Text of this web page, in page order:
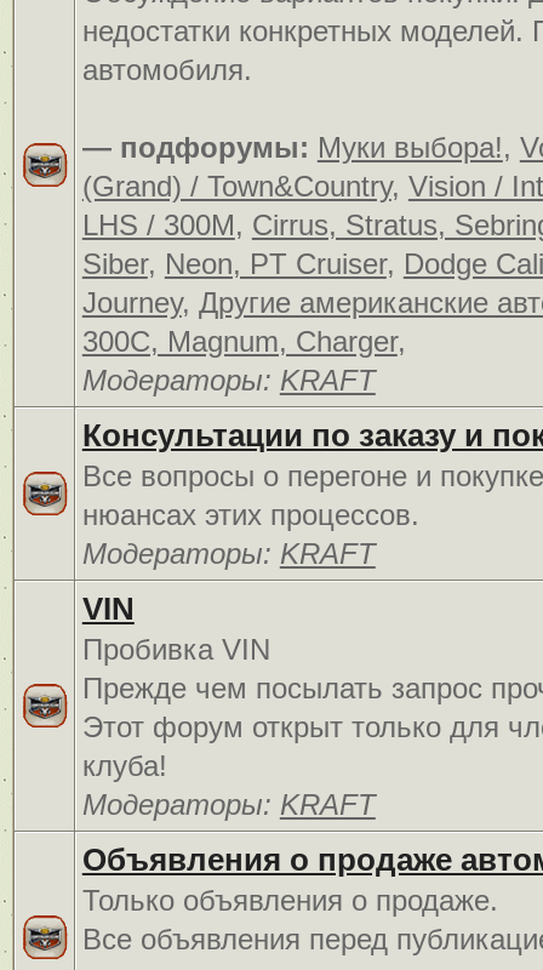
недостатки конкретных
автомобиля.
— подфорумы: Муки выбора!,
(Grand) / Town&Country, Vision /
LHS / 300M, Cirrus, Stratus,
Siber, Neon, PT Cruiser, Dodge
Journey, Другие американские
300C, Magnum, Charger,
Модераторы: KRAFT
Консультации по заказу и
Все вопросы о перегоне и
нюансах этих процессов.
Модераторы: KRAFT
VIN
Пробивка VIN
Прежде чем посылать запрос
Этот форум открыт только для
клуба!
Модераторы: KRAFT
Объявления о продаже
Только объявления о продаже.
Все объявления перед